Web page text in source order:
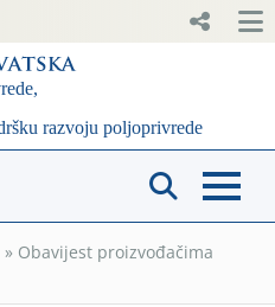
» Obavijest proizvođačima